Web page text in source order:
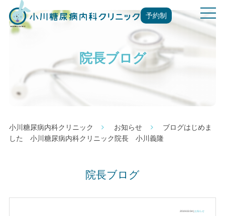
予約制
t
o
g
院長ブログ
小川糖尿病内科クリニック お知らせ
ブログはじめま
した 小川糖尿病内科クリニック院長 小川義隆
院長ブログ
2019.02.04 |お知らせ